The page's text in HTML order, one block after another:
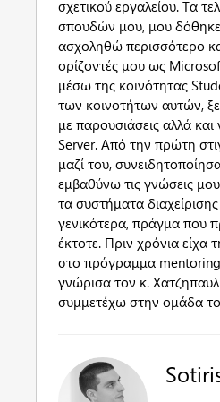
σχετικού εργαλείου. Τα
σπουδών μου, μου δόθηκε
ασχοληθώ περισσότερο
ορίζοντές μου ως
μέσω της κοινότητας
των κοινοτήτων αυτών,
με παρουσιάσεις αλλά
Server. Από την πρώτη
μαζί του,
εμβαθύνω τις γνώσεις
τα συστήματα
γενικότερα, πράγμα
έκτοτε. Πριν χρόνια είχα
στο πρόγραμμα
γνώρισα τον κ.
συμμετέχω στην ομάδα